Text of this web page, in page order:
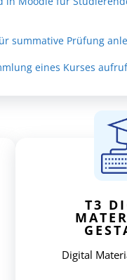
summative Prüfung
eines Kurses
T3
Digital